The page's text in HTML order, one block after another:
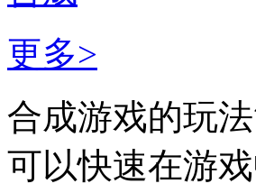
更多>
合成游戏的玩
可以快速在游